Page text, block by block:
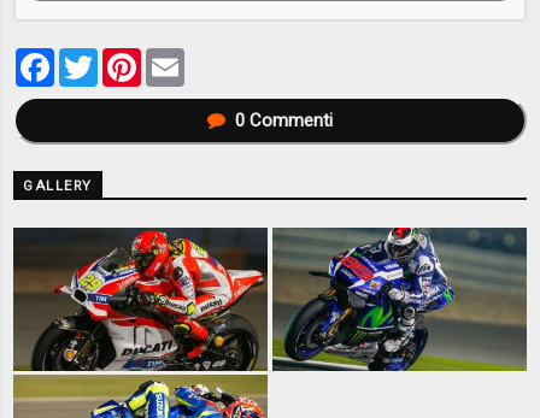
Facebook
TwitterPinterest
0Commenti
GALLERY